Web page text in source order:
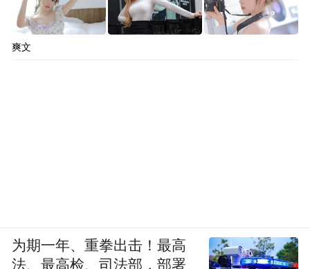
爽文
为期一年、重拳出击！最高
法、最高检、司法部，部署